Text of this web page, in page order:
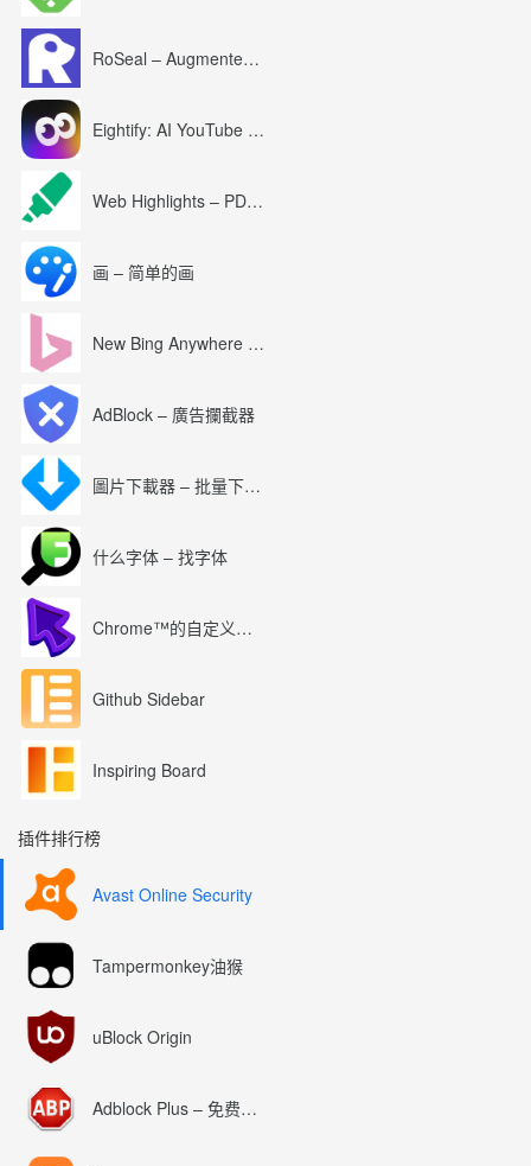
RoSeal – Augmented Roblox Experience
Eightify: AI YouTube Summary with ChatGPT
Web Highlights – PDF & Web Highlighter
画 – 简单的画
New Bing Anywhere (Bing Chat GPT-4)
AdBlock – 廣告攔截器
圖片下載器 – 批量下載圖片
什么字体 – 找字体
Chrome™的自定义光标
Github Sidebar
Inspiring Board
插件排行榜
Avast Online Security
Tampermonkey油猴
uBlock Origin
Adblock Plus – 免费的广告拦截器